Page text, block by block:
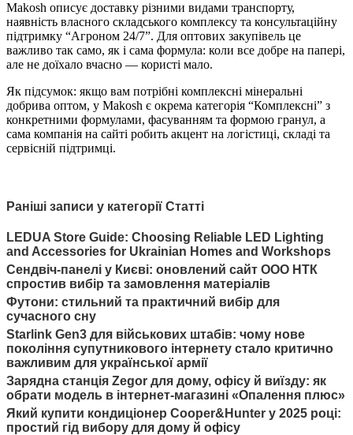
Makosh описує доставку різними видами транспорту,
наявність власного складського комплексу та консультаційну
підтримку “Агроном 24/7”. Для оптових закупівель це
важливо так само, як і сама формула: коли все добре на папері,
але не доїхало вчасно — користі мало.
Як підсумок: якщо вам потрібні комплексні мінеральні
добрива оптом, у Makosh є окрема категорія “Комплексні” з
конкретними формулами, фасуванням та формою гранул, а
сама компанія на сайті робить акцент на логістиці, складі та
сервісній підтримці.
Раніші записи у категорії Статті
LEDUA Store Guide: Choosing Reliable LED Lighting
and Accessories for Ukrainian Homes and Workshops
Сендвіч-панелі у Києві: оновлений сайт ООО НТК
спростив вибір та замовлення матеріалів
Футони: стильний та практичний вибір для
сучасного сну
Starlink Gen3 для військових штабів: чому нове
покоління супутникового інтернету стало критично
важливим для української армії
Зарядна станція Zegor для дому, офісу й виїзду: як
обрати модель в інтернет-магазині «Опалення плюс»
Який купити кондиціонер Cooper&Hunter у 2025 році:
простий гід вибору для дому й офісу